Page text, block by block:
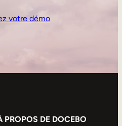
votre démo
PROPOS DE DOCEBO